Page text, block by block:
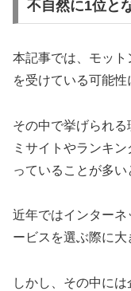
不自然に1位と
本記事では、モッ
を受けている可能性
その中で挙げられ
ミサイトやランキ
っていることが多い
近年ではインター
ービスを選ぶ際に大
しかし、その中に